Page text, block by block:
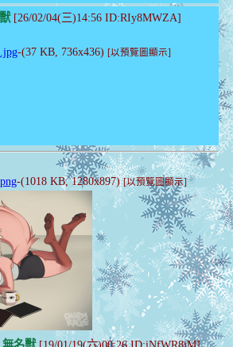
[26/02/04(三)14:56 ID:RIy8MWZA]
-(37 KB, 736x436) [以預覽圖顯示]
-(1018 KB, 1280x897)[以預覽圖顯示]
無名獸[19/01/19(六)00:26 ID:iNfWR8jM]